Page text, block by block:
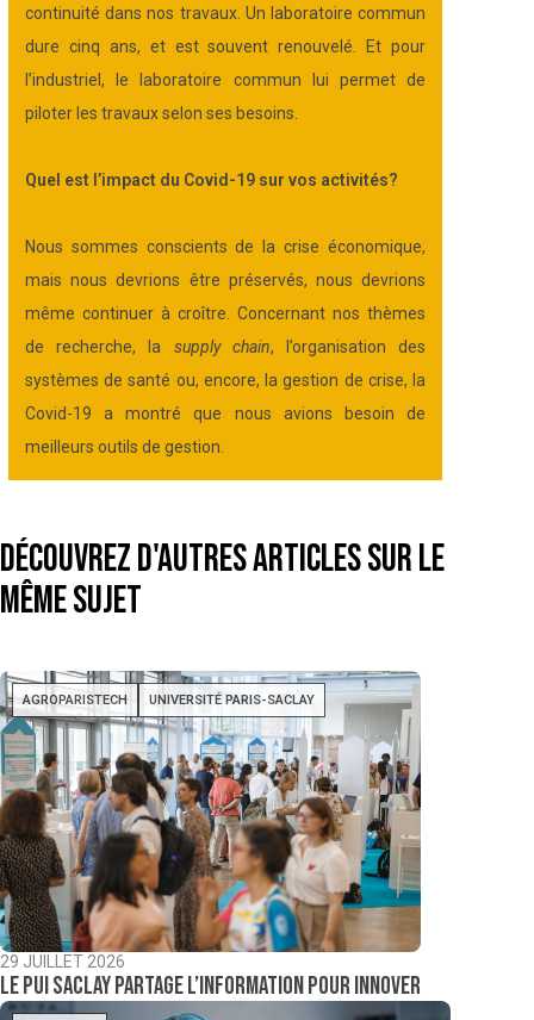
continuité dans nos travaux. Un laboratoire commun
dure cinq ans, et est souvent renouvelé. Et pour
l’industriel, le laboratoire commun lui permet de
piloter les travaux selon ses besoins.
Quel est l’impact du Covid-19 sur vos activités?
Nous sommes conscients de la crise économique,
mais nous devrions être préservés, nous devrions
même continuer à croître. Concernant nos thèmes
de recherche, la supply chain, l’organisation des
systèmes de santé ou, encore, la gestion de crise, la
Covid-19 a montré que nous avions besoin de
meilleurs outils de gestion.
Découvrez d'autres articles sur le
même sujet
AGROPARISTECH UNIVERSITÉ PARIS-SACLAY
29 JUILLET 2026
Le PUI Saclay partage l’information pour innover